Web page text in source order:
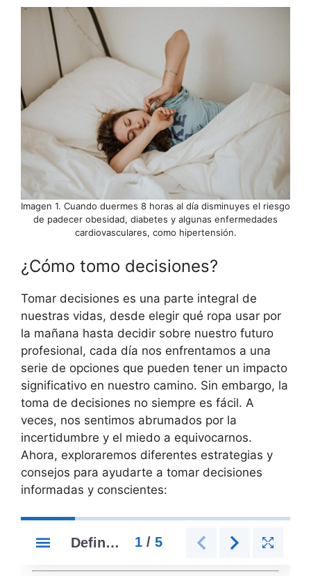
Imagen 1. Cuando duermes 8 horas al día disminuyes el riesgo
de padecer obesidad, diabetes y algunas enfermedades
cardiovasculares, como hipertensión.
¿Cómo tomo decisiones?
Tomar decisiones es una parte integral de
nuestras vidas, desde elegir qué ropa usar por
la mañana hasta decidir sobre nuestro futuro
profesional, cada día nos enfrentamos a una
serie de opciones que pueden tener un impacto
significativo en nuestro camino. Sin embargo, la
toma de decisiones no siempre es fácil. A
veces, nos sentimos abrumados por la
incertidumbre y el miedo a equivocarnos.
Ahora, exploraremos diferentes estrategias y
consejos para ayudarte a tomar decisiones
informadas y conscientes: